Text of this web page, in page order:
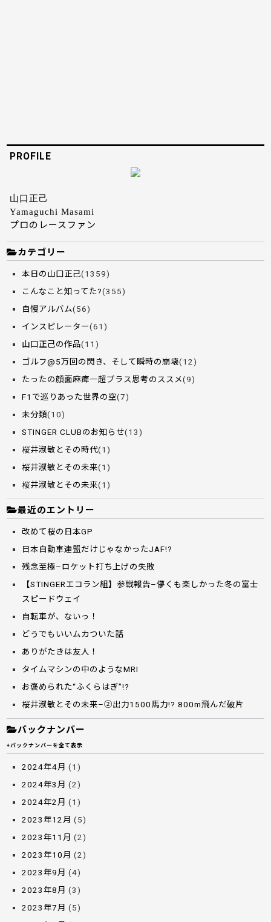
PROFILE
山口正己
Yamaguchi Masami
プロのレースファン
カテゴリー
本日の山口正己(1359)
こんなこと知ってた?(355)
自慢アルバム(56)
インスピレーター(61)
山口正己の作品(11)
ゴルフ@5万回の閃き、そして瞬時の崩壊(12)
たったの顔面麻痺―超プラス思考のススメ(9)
F1で巡りあった世界の空(7)
未分類(10)
STINGER CLUBのお知らせ(13)
桜井淑敏とその時代(1)
桜井淑敏とその未来(1)
桜井淑敏とその未来(1)
最近のエントリー
改めて桜の日本GP
日本自動車連盟だけじゃなかったJAF!?
残念至極–ロケット打ち上げの失敗
【STINGERエコラン組】参戦報告–儚くも楽しかった冬の富士
スピードウェイ
自転車が、ないっ！
どうでもいいムカついた話
ありがたきは友人！
タイムマシンの中のようなMRI
お褒められた“ふくらはぎ”!?
桜井淑敏とその未来–②出力1500馬力!? 800m飛んだ破片
バックナンバー
+バックナンバーを全て表示
2024年4月 (1)
2024年3月 (2)
2024年2月 (1)
2023年12月 (5)
2023年11月 (2)
2023年10月 (2)
2023年9月 (4)
2023年8月 (3)
2023年7月 (5)